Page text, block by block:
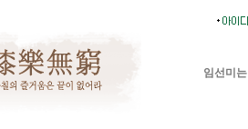
임선미는